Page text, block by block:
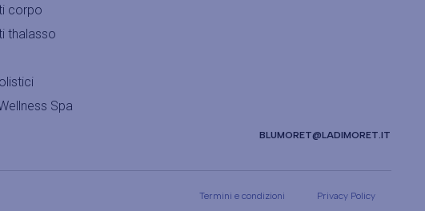
corpo
thalasso
Spa
BLUMORET@LADIMORET.IT
Termini e condizioni
Privacy Policy